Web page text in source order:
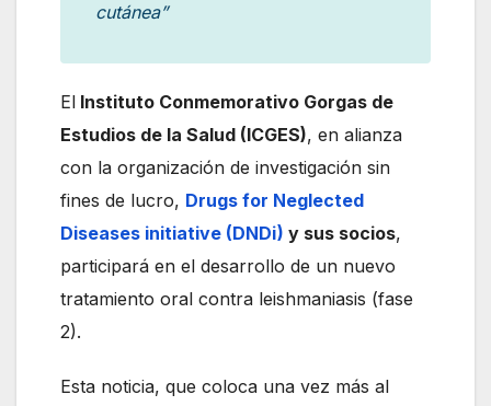
cutánea”
El Instituto Conmemorativo Gorgas de
Estudios de la Salud (ICGES), en alianza
con la organización de investigación sin
fines de lucro, Drugs for Neglected
Diseases initiative (DNDi) y sus socios,
participará en el desarrollo de un nuevo
tratamiento oral contra leishmaniasis (fase
2).
Esta noticia, que coloca una vez más al